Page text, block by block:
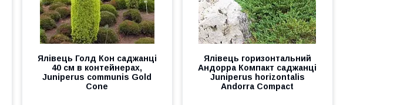
Ялівець Голд Кон саджанці
40 см в контейнерах,
Juniperus communis Gold
Cone
Ялівець горизонтальний
Андорра Компакт саджанці
Juniperus horizontalis
Andorra Compact